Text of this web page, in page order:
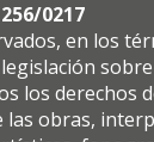
0217
en los
los derechos
las obras,